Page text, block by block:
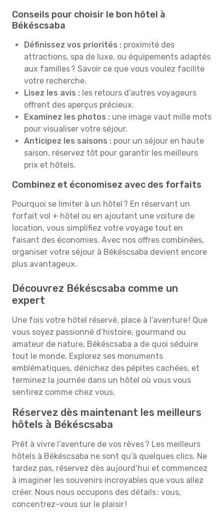
Conseils pour choisir le bon hôtel à
Békéscsaba
Définissez vos priorités : proximité des
attractions, spa de luxe, ou équipements adaptés
aux familles ? Savoir ce que vous voulez facilite
votre recherche.
Lisez les avis : les retours d’autres voyageurs
offrent des aperçus précieux.
Examinez les photos : une image vaut mille mots
pour visualiser votre séjour.
Anticipez les saisons : pour un séjour en haute
saison, réservez tôt pour garantir les meilleurs
prix et hôtels.
Combinez et économisez avec des forfaits
Pourquoi se limiter à un hôtel ? En réservant un
forfait vol + hôtel ou en ajoutant une voiture de
location, vous simplifiez votre voyage tout en
faisant des économies. Avec nos offres combinées,
organiser votre séjour à Békéscsaba devient encore
plus avantageux.
Découvrez Békéscsaba comme un
expert
Une fois votre hôtel réservé, place à l’aventure ! Que
vous soyez passionné d’histoire, gourmand ou
amateur de nature, Békéscsaba a de quoi séduire
tout le monde. Explorez ses monuments
emblématiques, dénichez des pépites cachées, et
terminez la journée dans un hôtel où vous vous
sentirez comme chez vous.
Réservez dès maintenant les meilleurs
hôtels à Békéscsaba
Prêt à vivre l’aventure de vos rêves ? Les meilleurs
hôtels à Békéscsaba ne sont qu’à quelques clics. Ne
tardez pas, réservez dès aujourd’hui et commencez
à imaginer les souvenirs incroyables que vous allez
créer. Nous nous occupons des détails : vous,
concentrez-vous sur le plaisir !